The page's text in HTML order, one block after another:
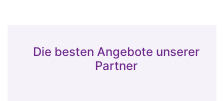
Die besten Angebote unserer
Partner